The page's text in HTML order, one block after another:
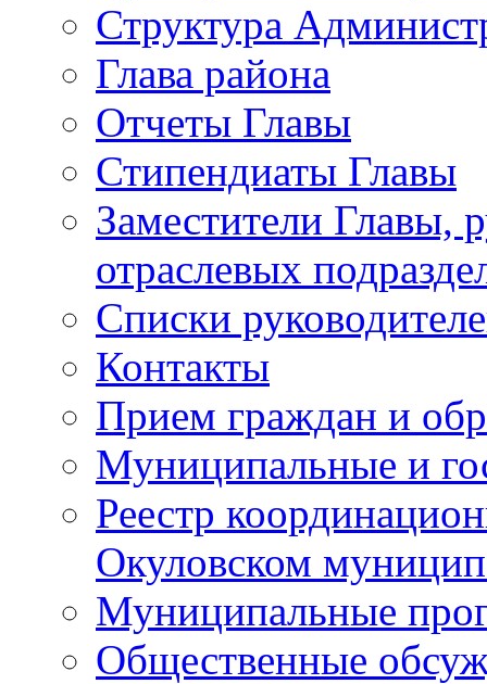
Структура
Глава района
Отчеты Главы
Стипендиаты Главы
Заместители Главы,
отраслевых
Списки
Контакты
Прием граждан и
Муниципальные и
Реестр
Окуловском
Муниципальные
Общественные